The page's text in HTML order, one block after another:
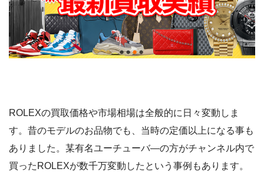
ROLEXの買取価格や市場相場は全般的に日々変動しま
す。昔のモデルのお品物でも、当時の定価以上になる事も
ありました。某有名ユーチューバ―の方がチャンネル内で
買ったROLEXが数千万変動したという事例もあります。